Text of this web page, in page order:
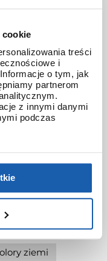
treści
i
o tym, jak
partnerom
z innymi danymi
podczas
damski kupić
kolaboracja
ziemi